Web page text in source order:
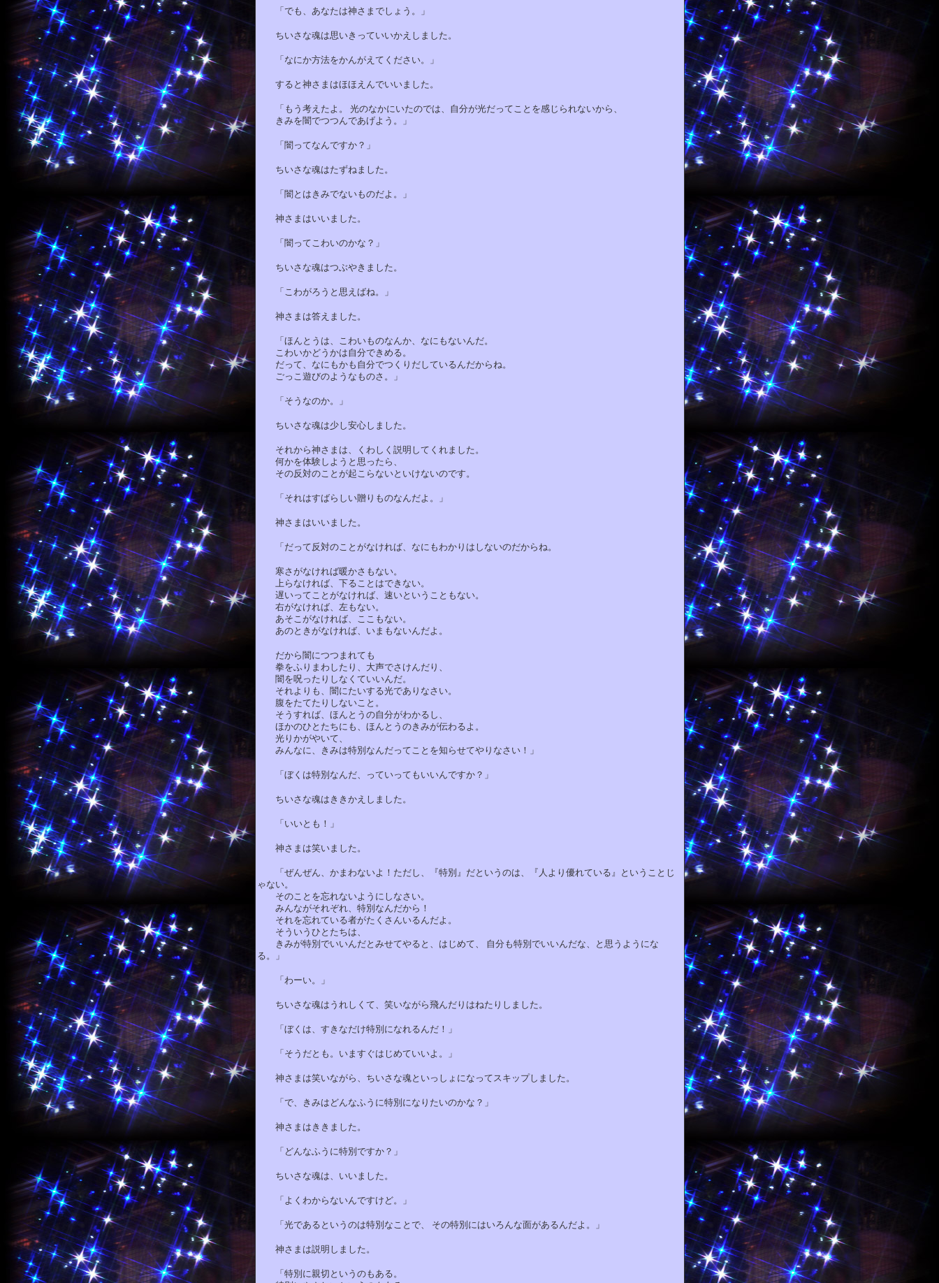
「でも、あなたは神さまでしょう。」
ちいさな魂は思いきっていいかえしました。
「なにか方法をかんがえてください。」
すると神さまはほほえんでいいました。
「もう考えたよ。 光のなかにいたのでは、自分が光だってことを感じられないから、
きみを闇でつつんであげよう。」
「闇ってなんですか？」
ちいさな魂はたずねました。
「闇とはきみでないものだよ。」
神さまはいいました。
「闇ってこわいのかな？」
ちいさな魂はつぶやきました。
「こわがろうと思えばね。」
神さまは答えました。
「ほんとうは、こわいものなんか、なにもないんだ。
こわいかどうかは自分できめる。
だって、なにもかも自分でつくりだしているんだからね。
ごっこ遊びのようなものさ。」
「そうなのか。」
ちいさな魂は少し安心しました。
それから神さまは、くわしく説明してくれました。
何かを体験しようと思ったら、
その反対のことが起こらないといけないのです。
「それはすばらしい贈りものなんだよ。」
神さまはいいました。
「だって反対のことがなければ、なにもわかりはしないのだからね。
寒さがなければ暖かさもない。
上らなければ、下ることはできない。
遅いってことがなければ、速いということもない。
右がなければ、左もない。
あそこがなければ、ここもない。
あのときがなければ、いまもないんだよ。
だから闇につつまれても
拳をふりまわしたり、大声でさけんだり、
闇を呪ったりしなくていいんだ。
それよりも、闇にたいする光でありなさい。
腹をたてたりしないこと。
そうすれば、ほんとうの自分がわかるし、
ほかのひとたちにも、ほんとうのきみが伝わるよ。
光りかがやいて、
みんなに、きみは特別なんだってことを知らせてやりなさい！」
「ぼくは特別なんだ、っていってもいいんですか？」
ちいさな魂はききかえしました。
「いいとも！」
神さまは笑いました。
「ぜんぜん、かまわないよ！ただし、『特別』だというのは、『人より優れている』ということじ
ゃない。
そのことを忘れないようにしなさい。
みんながそれぞれ、特別なんだから！
それを忘れている者がたくさんいるんだよ。
そういうひとたちは、
きみが特別でいいんだとみせてやると、はじめて、 自分も特別でいいんだな、と思うようにな
る。」
「わーい。」
ちいさな魂はうれしくて、笑いながら飛んだりはねたりしました。
「ぼくは、すきなだけ特別になれるんだ！」
「そうだとも。いますぐはじめていいよ。」
神さまは笑いながら、ちいさな魂といっしょになってスキップしました。
「で、きみはどんなふうに特別になりたいのかな？」
神さまはききました。
「どんなふうに特別ですか？」
ちいさな魂は、いいました。
「よくわからないんですけど。」
「光であるというのは特別なことで、 その特別にはいろんな面があるんだよ。」
神さまは説明しました。
「特別に親切というのもある。